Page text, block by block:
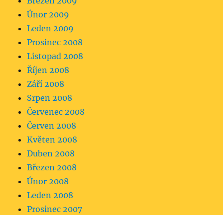
Únor 2009
Leden 2009
Prosinec 2008
Listopad 2008
Říjen 2008
Září 2008
Srpen 2008
Červenec 2008
Červen 2008
Květen 2008
Duben 2008
Březen 2008
Únor 2008
Leden 2008
Prosinec 2007